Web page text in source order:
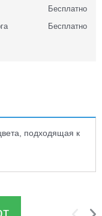
Бесплатно
Бесплатно
подходящая к